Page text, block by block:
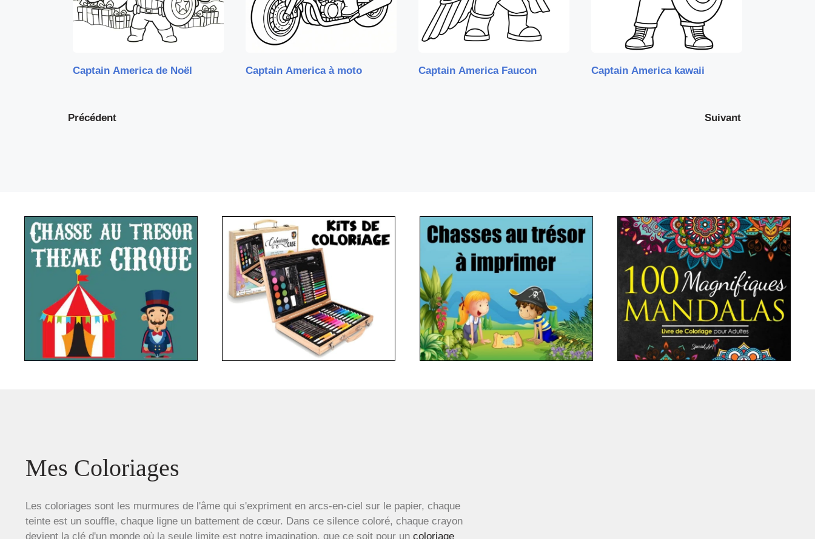
Captain America de Noël Captain America à moto Captain America Faucon Captain America kawaii
Précédent Suivant
Mes Coloriages
Les coloriages sont les murmures de l'âme qui s'expriment en arcs-en-ciel sur le papier, chaque
teinte est un souffle, chaque ligne un battement de cœur. Dans ce silence coloré, chaque crayon
devient la clé d'un monde où la seule limite est notre imagination, que ce soit pour un coloriage